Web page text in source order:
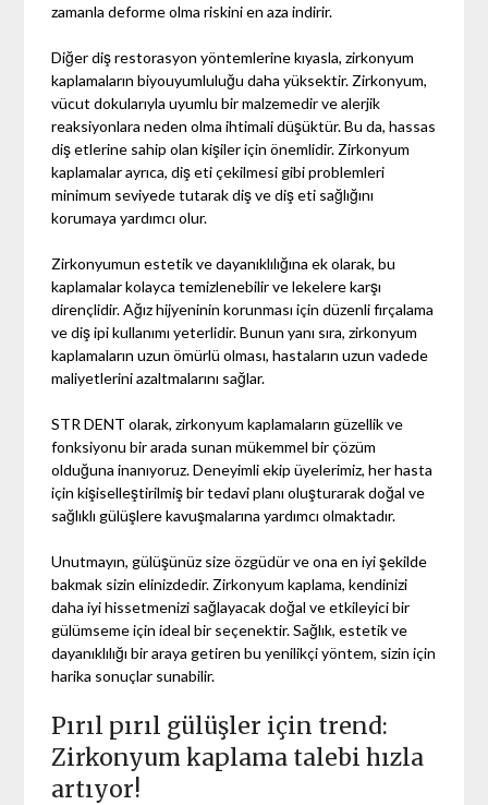
zamanla deforme olma riskini en aza indirir.
Diğer diş restorasyon yöntemlerine kıyasla, zirkonyum
kaplamaların biyouyumluluğu daha yüksektir. Zirkonyum,
vücut dokularıyla uyumlu bir malzemedir ve alerjik
reaksiyonlara neden olma ihtimali düşüktür. Bu da, hassas
diş etlerine sahip olan kişiler için önemlidir. Zirkonyum
kaplamalar ayrıca, diş eti çekilmesi gibi problemleri
minimum seviyede tutarak diş ve diş eti sağlığını
korumaya yardımcı olur.
Zirkonyumun estetik ve dayanıklılığına ek olarak, bu
kaplamalar kolayca temizlenebilir ve lekelere karşı
dirençlidir. Ağız hijyeninin korunması için düzenli fırçalama
ve diş ipi kullanımı yeterlidir. Bunun yanı sıra, zirkonyum
kaplamaların uzun ömürlü olması, hastaların uzun vadede
maliyetlerini azaltmalarını sağlar.
STR DENT olarak, zirkonyum kaplamaların güzellik ve
fonksiyonu bir arada sunan mükemmel bir çözüm
olduğuna inanıyoruz. Deneyimli ekip üyelerimiz, her hasta
için kişiselleştirilmiş bir tedavi planı oluşturarak doğal ve
sağlıklı gülüşlere kavuşmalarına yardımcı olmaktadır.
Unutmayın, gülüşünüz size özgüdür ve ona en iyi şekilde
bakmak sizin elinizdedir. Zirkonyum kaplama, kendinizi
daha iyi hissetmenizi sağlayacak doğal ve etkileyici bir
gülümseme için ideal bir seçenektir. Sağlık, estetik ve
dayanıklılığı bir araya getiren bu yenilikçi yöntem, sizin için
harika sonuçlar sunabilir.
Pırıl pırıl gülüşler için trend:
Zirkonyum kaplama talebi hızla
artıyor!